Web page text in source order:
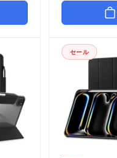
セール